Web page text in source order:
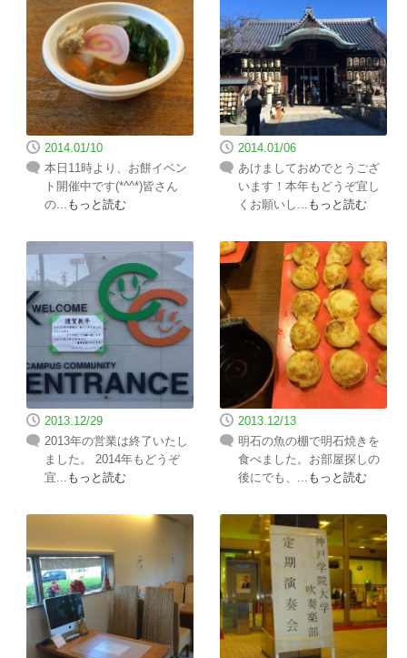
2014.01/10
本日11時より、お餅イベン
ト開催中です(*^^*)皆さん
の... もっと読む
2014.01/06
あけましておめでとうござ
います！本年もどうぞ宜し
くお願いし... もっと読む
2013.12/29
2013年の営業は終了いたし
ました。 2014年もどうぞ
宜... もっと読む
2013.12/13
明石の魚の棚で明石焼きを
食べました。お部屋探しの
後にでも、... もっと読む